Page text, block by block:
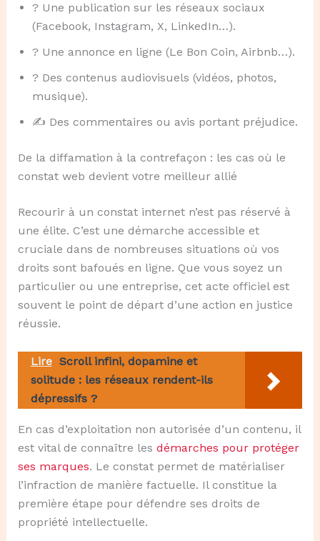
? Une publication sur les réseaux sociaux
(Facebook, Instagram, X, LinkedIn…).
? Une annonce en ligne (Le Bon Coin, Airbnb…).
? Des contenus audiovisuels (vidéos, photos,
musique).
✍️ Des commentaires ou avis portant préjudice.
De la diffamation à la contrefaçon : les cas où le
constat web devient votre meilleur allié
Recourir à un constat internet n’est pas réservé à
une élite. C’est une démarche accessible et
cruciale dans de nombreuses situations où vos
droits sont bafoués en ligne. Que vous soyez un
particulier ou une entreprise, cet acte officiel est
souvent le point de départ d’une action en justice
réussie.
Lire Scroll infini, dopamine et
solitude : les réseaux rendent-ils
dépressifs ?
En cas d’exploitation non autorisée d’un contenu, il
est vital de connaître les démarches pour protéger
ses marques. Le constat permet de matérialiser
l’infraction de manière factuelle. Il constitue la
première étape pour défendre ses droits de
propriété intellectuelle.